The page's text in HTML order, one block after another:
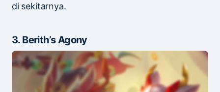
di sekitarnya.
3. Berith’s Agony